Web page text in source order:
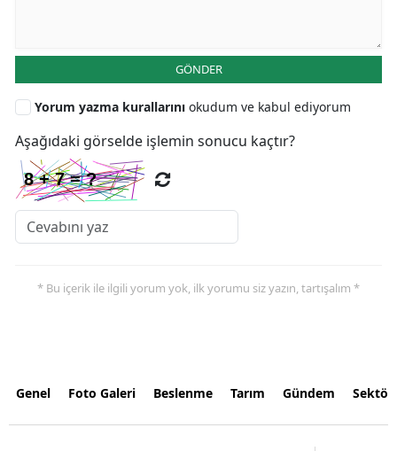
GÖNDER
Yorum yazma kurallarını okudum ve kabul ediyorum
Aşağıdaki görselde işlemin sonucu kaçtır?
* Bu içerik ile ilgili yorum yok, ilk yorumu siz yazın, tartışalım *
Genel Foto Galeri Beslenme Tarım Gündem